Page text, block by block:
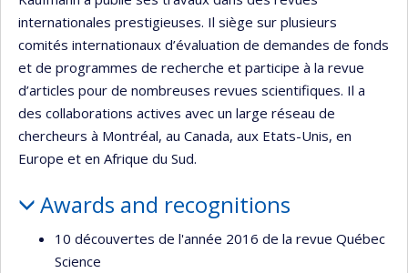
internationales prestigieuses. Il siège sur plusieurs
comités internationaux d’évaluation de demandes de fonds
et de programmes de recherche et participe à la revue
d’articles pour de nombreuses revues scientifiques. Il a
des collaborations actives avec un large réseau de
chercheurs à Montréal, au Canada, aux Etats-Unis, en
Europe et en Afrique du Sud.
Awards and recognitions
10 découvertes de l'année 2016 de la revue Québec
Science